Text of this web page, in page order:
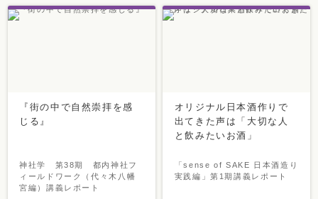
『街の中で自然崇拝を感
じる』
神社学 第38期 都内神社フ
ィールドワーク（代々木八幡
宮編）講義レポート
オリジナル日本酒作りで
出てきた声は「大切な人
と飲みたいお酒」
「sense of SAKE 日本酒造り
実践編」第1期講義レポート